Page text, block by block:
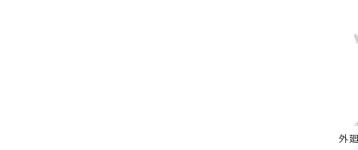
外